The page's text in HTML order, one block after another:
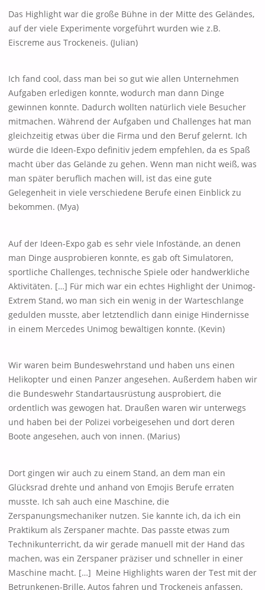
Das Highlight war die große Bühne in der Mitte des Geländes,
auf der viele Experimente vorgeführt wurden wie z.B.
Eiscreme aus Trockeneis. (Julian)
Ich fand cool, dass man bei so gut wie allen Unternehmen
Aufgaben erledigen konnte, wodurch man dann Dinge
gewinnen konnte. Dadurch wollten natürlich viele Besucher
mitmachen. Während der Aufgaben und Challenges hat man
gleichzeitig etwas über die Firma und den Beruf gelernt. Ich
würde die Ideen-Expo definitiv jedem empfehlen, da es Spaß
macht über das Gelände zu gehen. Wenn man nicht weiß, was
man später beruflich machen will, ist das eine gute
Gelegenheit in viele verschiedene Berufe einen Einblick zu
bekommen. (Mya)
Auf der Ideen-Expo gab es sehr viele Infostände, an denen
man Dinge ausprobieren konnte, es gab oft Simulatoren,
sportliche Challenges, technische Spiele oder handwerkliche
Aktivitäten. […] Für mich war ein echtes Highlight der Unimog-
Extrem Stand, wo man sich ein wenig in der Warteschlange
gedulden musste, aber letztendlich dann einige Hindernisse
in einem Mercedes Unimog bewältigen konnte. (Kevin)
Wir waren beim Bundeswehrstand und haben uns einen
Helikopter und einen Panzer angesehen. Außerdem haben wir
die Bundeswehr Standartausrüstung ausprobiert, die
ordentlich was gewogen hat. Draußen waren wir unterwegs
und haben bei der Polizei vorbeigesehen und dort deren
Boote angesehen, auch von innen. (Marius)
Dort gingen wir auch zu einem Stand, an dem man ein
Glücksrad drehte und anhand von Emojis Berufe erraten
musste. Ich sah auch eine Maschine, die
Zerspanungsmechaniker nutzen. Sie kannte ich, da ich ein
Praktikum als Zerspaner machte. Das passte etwas zum
Technikunterricht, da wir gerade manuell mit der Hand das
machen, was ein Zerspaner präziser und schneller in einer
Maschine macht. […] Meine Highlights waren der Test mit der
Betrunkenen-Brille, Autos fahren und Trockeneis anfassen,